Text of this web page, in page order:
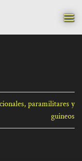
paramilitares y
guineos